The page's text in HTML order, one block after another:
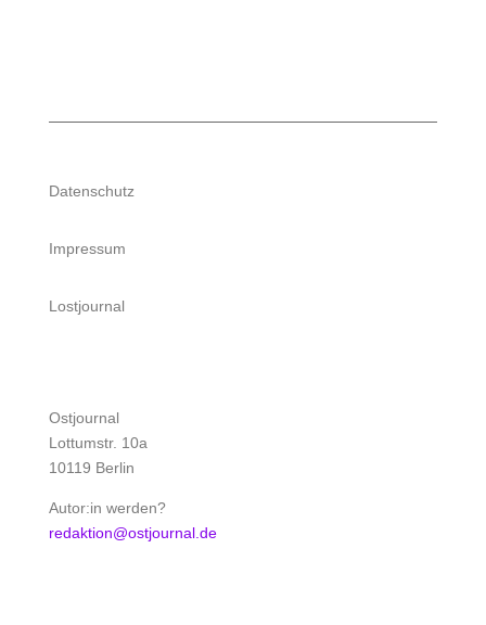
Datenschutz
Impressum
Lostjournal
Ostjournal
Lottumstr. 10a
10119 Berlin
Autor:in werden?
redaktion@ostjournal.de